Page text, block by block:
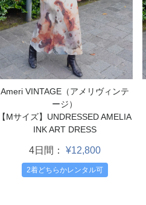
Ameri VINTAGE（アメリヴィンテ
ージ）
【Mサイズ】UNDRESSED AMELIA
INK ART DRESS
4日間： ¥12,800
2着どちらかレンタル可